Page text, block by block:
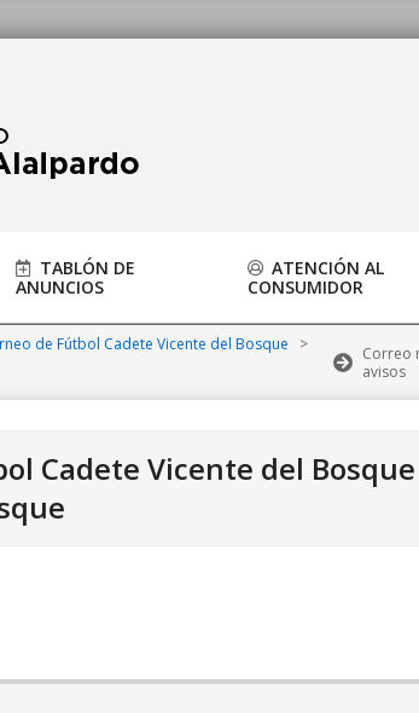
a ayuntamiento@alalpardo.org
TABLÓN DE
ANUNCIOS
ATENCIÓN AL
CONSUMIDOR
de Fútbol Cadete Vicente del Bosque
>
Correo
avisos
Cadete Vicente del